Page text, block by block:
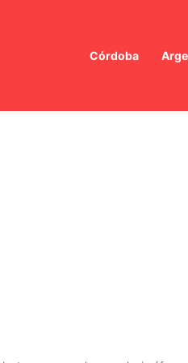
Córdoba
contaminado: La Justicia